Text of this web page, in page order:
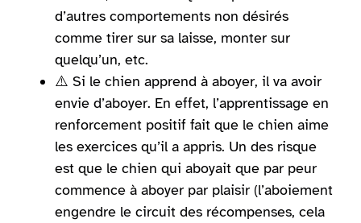
d’autres comportements non désirés
comme tirer sur sa laisse, monter sur
quelqu’un, etc.
⚠️ Si le chien apprend à aboyer, il va avoir
envie d’aboyer. En effet, l’apprentissage en
renforcement positif fait que le chien aime
les exercices qu’il a appris. Un des risque
est que le chien qui aboyait que par peur
commence à aboyer par plaisir (l’aboiement
engendre le circuit des récompenses, cela